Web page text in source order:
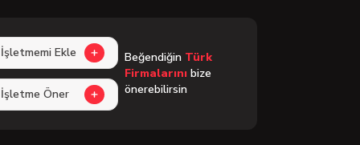
İşletmemi Ekle
İşletme Öner
Beğendiğin Türk
Firmalarını bize
önerebilirsin